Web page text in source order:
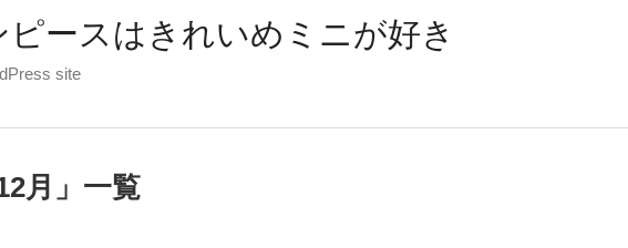
ピースはきれいめミニが好き
site
月 」 一覧